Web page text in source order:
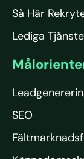
Så Här
Lediga
SEO